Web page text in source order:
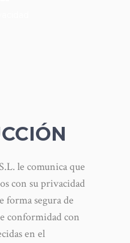
le comunica que
con su privacidad
forma segura de
conformidad con
en el